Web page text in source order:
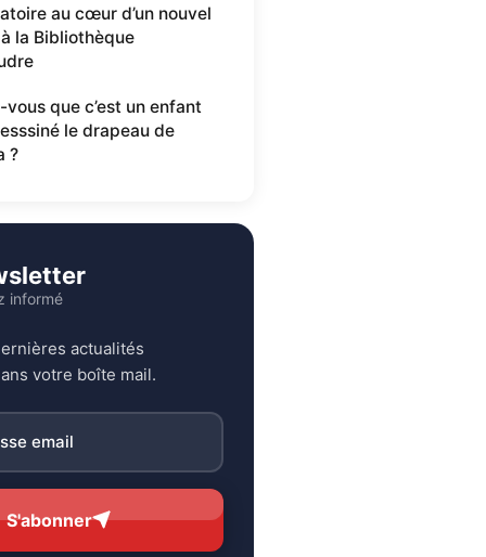
au cœur d’un nouvel
la Bibliothèque
que c’est un enfant
le drapeau de
?
informé
actualités
votre boîte mail.
S'abonner